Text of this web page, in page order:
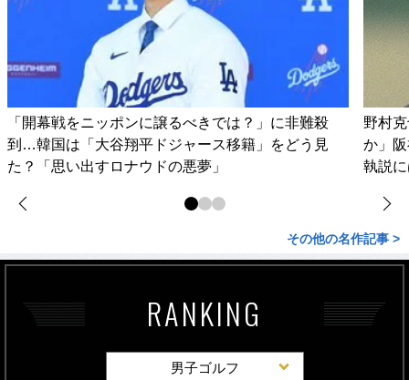
「開幕戦をニッポンに譲るべきでは？」に非難殺
到…韓国は「大谷翔平ドジャース移籍」をどう見
た？「思い出すロナウドの悪夢」
野村
か」
執説
その他の名作記事 >
RANKING
男子ゴルフ